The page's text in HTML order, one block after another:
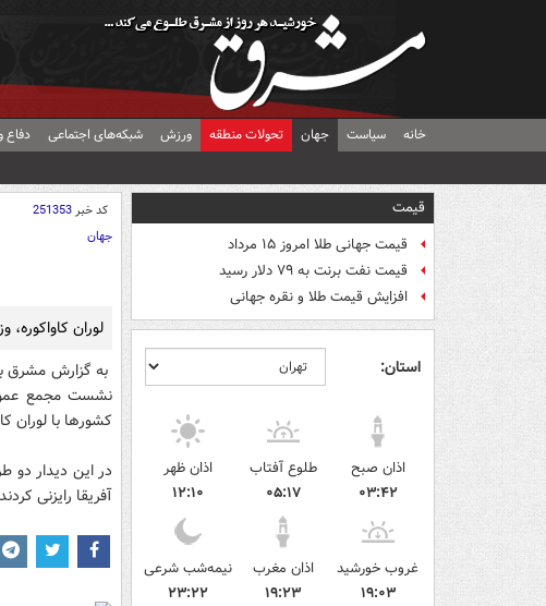
خانه سیاست جهان تحولات منطقه ورزش شبکه‌های اجتماعی دفاع
قیمت
قیمت جهانی طلا امروز ۱۵ مرداد
قیمت نفت برنت به ۷۹ دلار رسید
افزایش قیمت طلا و نقره جهانی
استان:
اذان صبح
۰۳:۴۲
طلوع آفتاب
۰۵:۱۷
اذان ظهر
۱۲:۱۰
غروب خورشید
۱۹:۰۳
اذان مغرب
۱۹:۲۳
نیمه‌شب شرعی
۲۳:۲۲
کد خبر251353
جهان
لوران
به گزارش مشرق
نشست مجمع
کشورها با لوران
در این دیدار دو
آفریقا رایزنی